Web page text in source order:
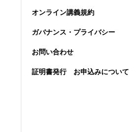
オンライン講義規約
ガバナンス・プライバシー
お問い合わせ
証明書発行 お申込みについて